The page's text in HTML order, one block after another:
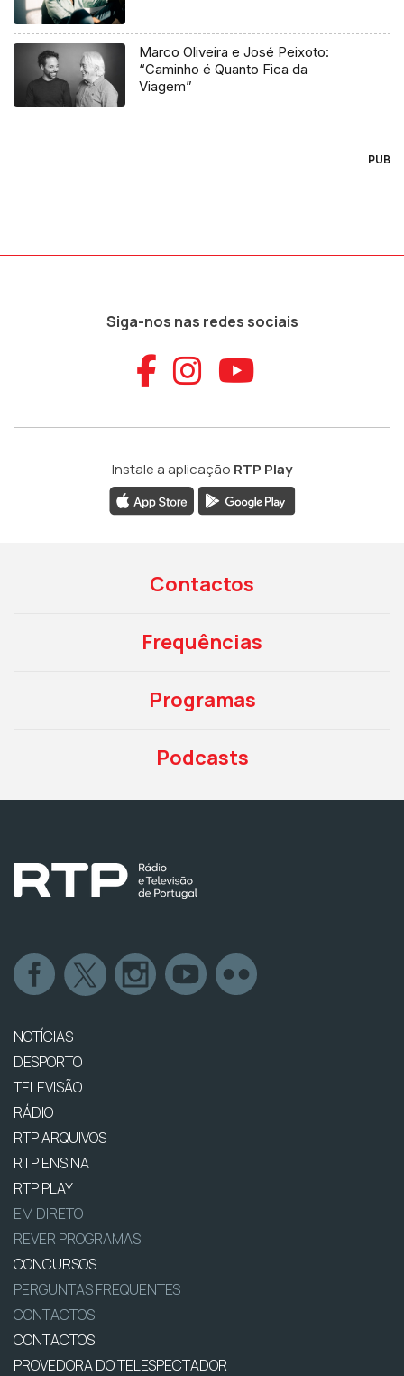
Marco Oliveira e José Peixoto:
“Caminho é Quanto Fica da
Viagem”
PUB
Siga-nos nas redes sociais
Aceder ao
Aceder ao
Aceder
Instale a aplicação RTP Play
Contactos
Frequências
Programas
Podcasts
NOTÍCIAS
DESPORTO
TELEVISÃO
RÁDIO
RTP ARQUIVOS
RTP ENSINA
RTP PLAY
EM DIRETO
REVER PROGRAMAS
CONCURSOS
PERGUNTAS FREQUENTES
CONTACTOS
CONTACTOS
PROVEDORA DO TELESPECTADOR